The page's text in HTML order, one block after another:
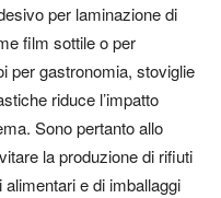
per laminazione di
film sottile o per
per gastronomia, stoviglie
riduce l’impatto
Sono pertanto allo
la produzione di rifiuti
e di imballaggi